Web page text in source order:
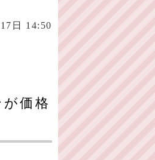
日 14:50
価格